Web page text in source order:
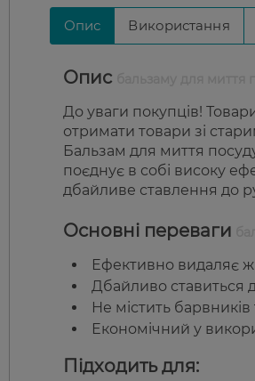
Опис Використання
Опис
До уваги покупців!
отримати товари зі
Бальзам для миття
поєднує в собі високу
дбайливе ставлення до
Основні переваги
Ефективно видаляє
Дбайливо ставиться
Не містить
Економічний у
Підходить для: